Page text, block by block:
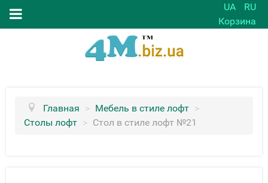
UA
RU
Корзина
Главная > Мебель в стиле лофт >
Столы лофт > Стол в стиле лофт №21